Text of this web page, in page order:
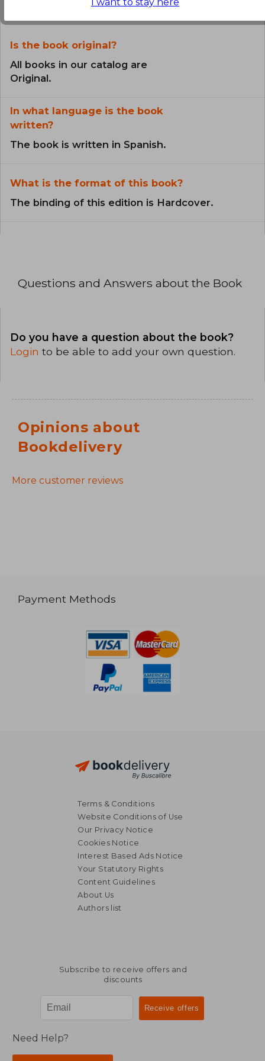
Is the book original?
All books in our catalog are
Original.
In what language is the book
written?
The book is written in Spanish.
What is the format of this book?
The binding of this edition is Hardcover.
Questions and Answers about the Book
Do you have a question about the book?
Login to be able to add your own question.
Opinions about
Bookdelivery
More customer reviews
Payment Methods
Terms & Conditions
Website Conditions of Use
Our Privacy Notice
Cookies Notice
Interest Based Ads Notice
Your Statutory Rights
Content Guidelines
About Us
Authors list
Subscribe to receive offers and
discounts
Need Help?